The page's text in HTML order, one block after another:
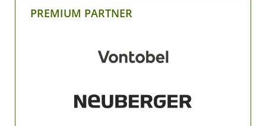
PREMIUM PARTNER